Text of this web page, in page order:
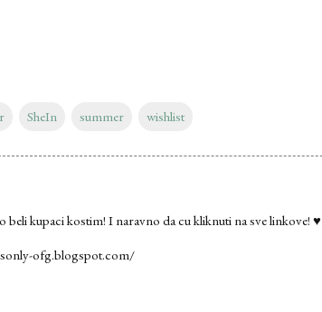
SheIn summer wishlist
kupaci kostim! I naravno da cu kliknuti na sve linkove! ♥
ofg.blogspot.com/